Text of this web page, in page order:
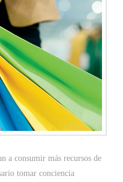
a consumir más recursos de
tomar conciencia